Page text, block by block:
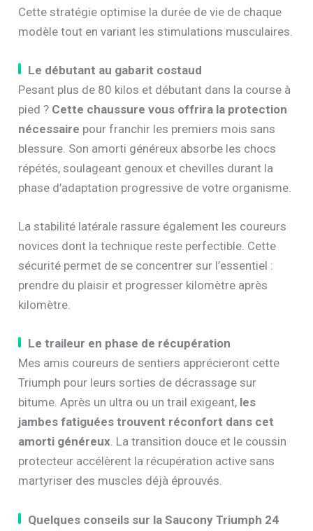
Cette stratégie optimise la durée de vie de chaque
modèle tout en variant les stimulations musculaires.
Le débutant au gabarit costaud
Pesant plus de 80 kilos et débutant dans la course à
pied ? Cette chaussure vous offrira la protection
nécessaire pour franchir les premiers mois sans
blessure. Son amorti généreux absorbe les chocs
répétés, soulageant genoux et chevilles durant la
phase d’adaptation progressive de votre organisme.
La stabilité latérale rassure également les coureurs
novices dont la technique reste perfectible. Cette
sécurité permet de se concentrer sur l’essentiel :
prendre du plaisir et progresser kilomètre après
kilomètre.
Le traileur en phase de récupération
Mes amis coureurs de sentiers apprécieront cette
Triumph pour leurs sorties de décrassage sur
bitume. Après un ultra ou un trail exigeant, les
jambes fatiguées trouvent réconfort dans cet
amorti généreux. La transition douce et le coussin
protecteur accélèrent la récupération active sans
martyriser des muscles déjà éprouvés.
Quelques conseils sur la Saucony Triumph 24